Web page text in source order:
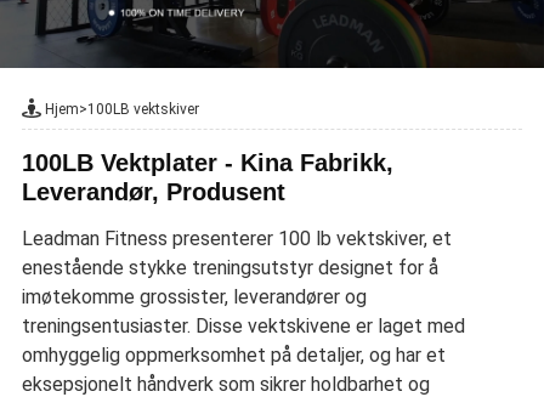
Hjem>100LB vektskiver
100LB Vektplater - Kina Fabrikk,
Leverandør, Produsent
Leadman Fitness presenterer 100 lb vektskiver, et
enestående stykke treningsutstyr designet for å
imøtekomme grossister, leverandører og
treningsentusiaster. Disse vektskivene er laget med
omhyggelig oppmerksomhet på detaljer, og har et
eksepsjonelt håndverk som sikrer holdbarhet og